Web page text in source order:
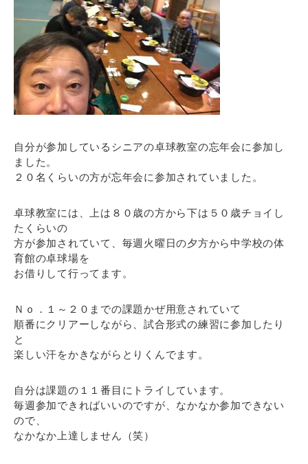
自分が参加しているシニアの卓球教室の忘年会に参加し
ました。
２０名くらいの方が忘年会に参加されていました。
卓球教室には、上は８０歳の方から下は５０歳チョイし
たくらいの
方が参加されていて、毎週火曜日の夕方から中学校の体
育館の卓球場を
お借りして行ってます。
Ｎｏ．１～２０までの課題かぜ用意されていて
順番にクリアーしながら、試合形式の練習に参加したり
と
楽しい汗をかきながらとりくんでます。
自分は課題の１１番目にトライしています。
毎週参加できればいいのですが、なかなか参加できない
ので、
なかなか上達しません（笑）